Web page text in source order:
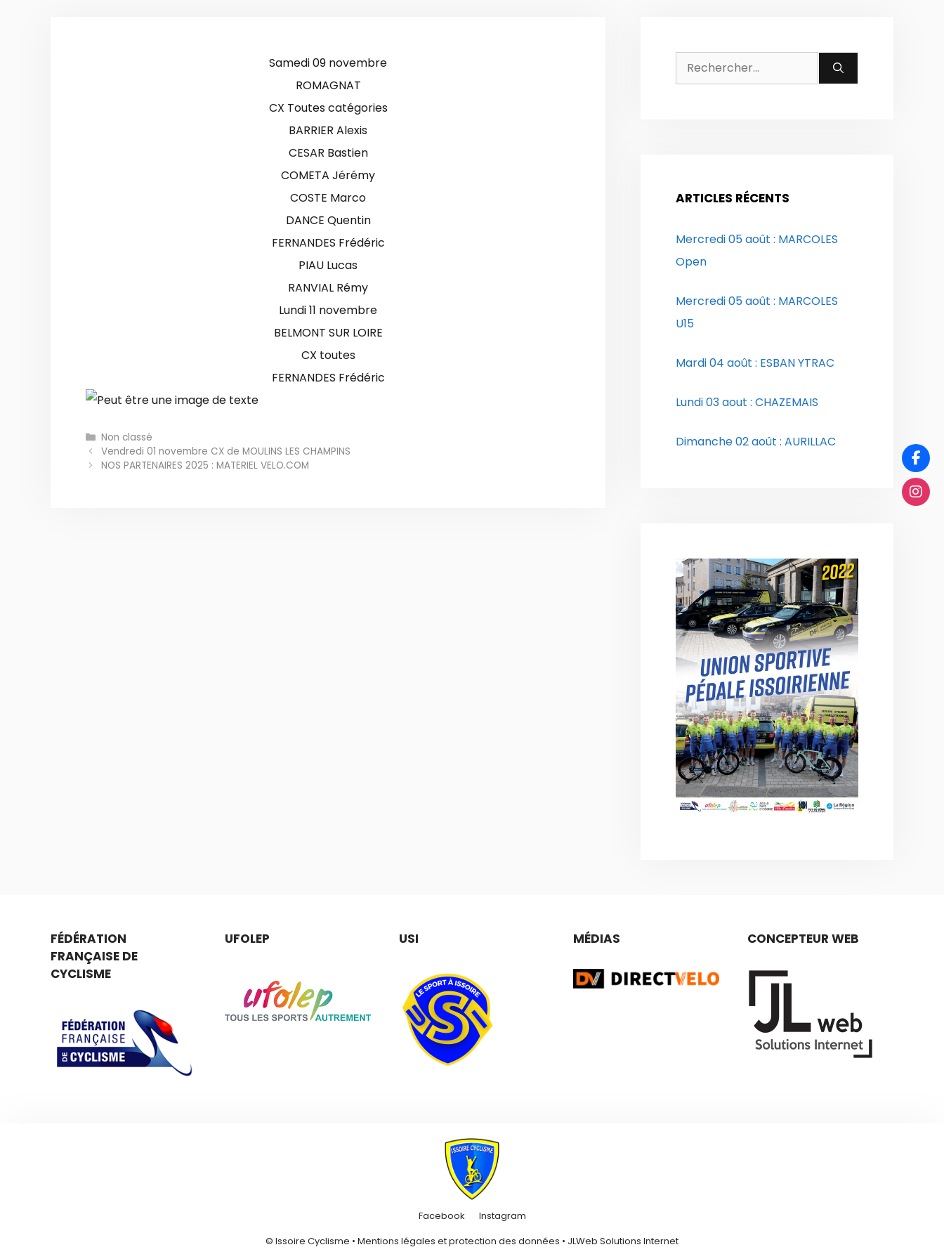
Samedi 09 novembre
ROMAGNAT
CX Toutes catégories
BARRIER Alexis
CESAR Bastien
COMETA Jérémy
COSTE Marco
DANCE Quentin
FERNANDES Frédéric
PIAU Lucas
RANVIAL Rémy
Lundi 11 novembre
BELMONT SUR LOIRE
CX toutes
FERNANDES Frédéric
Catégories
Non classé
Vendredi 01 novembre CX de MOULINS LES CHAMPINS
NOS PARTENAIRES 2025 : MATERIEL VELO.COM
Rechercher :
ARTICLES RÉCENTS
Mercredi 05 août : MARCOLES
Open
Mercredi 05 août : MARCOLES
U15
Mardi 04 août : ESBAN YTRAC
Lundi 03 aout : CHAZEMAIS
Dimanche 02 août : AURILLAC
FÉDÉRATION
FRANÇAISE DE
CYCLISME
UFOLEP USI MÉDIAS CONCEPTEUR WEB
Facebook
Instagram
© Issoire Cyclisme • Mentions légales et protection des données • JLWeb Solutions Internet